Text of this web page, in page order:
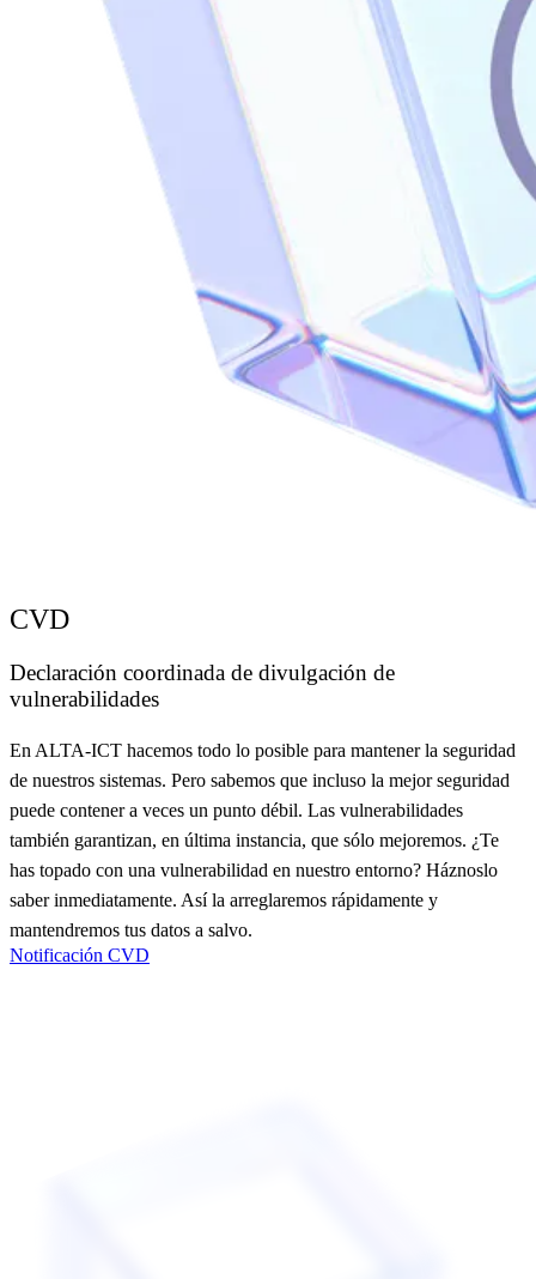
CVD
Declaración coordinada de divulgación de
vulnerabilidades
En ALTA-ICT hacemos todo lo posible para mantener la seguridad
de nuestros sistemas. Pero sabemos que incluso la mejor seguridad
puede contener a veces un punto débil. Las vulnerabilidades
también garantizan, en última instancia, que sólo mejoremos. ¿Te
has topado con una vulnerabilidad en nuestro entorno? Háznoslo
saber inmediatamente. Así la arreglaremos rápidamente y
mantendremos tus datos a salvo.
Notificación CVD